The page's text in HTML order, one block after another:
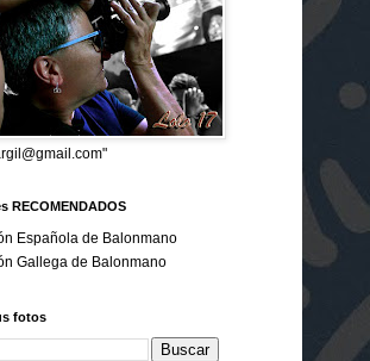
RECOMENDADOS
Española de Balonmano
Gallega de Balonmano
fotos